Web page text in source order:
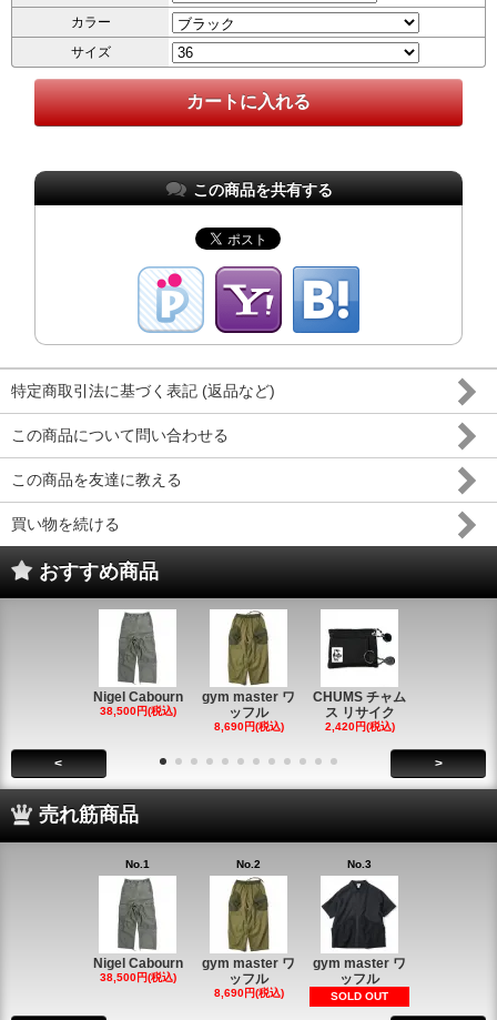
カラー
サイズ
この商品を共有する
特定商取引法に基づく表記 (返品など)
この商品について問い合わせる
この商品を友達に教える
買い物を続ける
おすすめ商品
Nigel Cabourn
38,500円(税込)
gym master ワ
ッフル
8,690円(税込)
CHUMS チャム
ス リサイク
2,420円(税込)
< >
売れ筋商品
No.1
Nigel Cabourn
38,500円(税込)
No.2
gym master ワ
ッフル
8,690円(税込)
No.3
gym master ワ
ッフル
SOLD OUT